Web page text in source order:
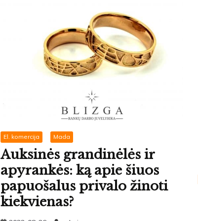
El. komercija Mada
Auksinės grandinėlės ir
apyrankės: ką apie šiuos
papuošalus privalo žinoti
kiekvienas?